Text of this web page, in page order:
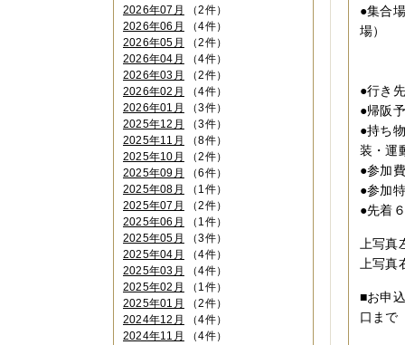
●集合
場）
●行き
●帰阪
●持ち
装・運
●参加
●参加
●先着
上写真
上写真
■お申
口まで
2026年07月
（2件）
2026年06月
（4件）
2026年05月
（2件）
2026年04月
（4件）
2026年03月
（2件）
2026年02月
（4件）
2026年01月
（3件）
2025年12月
（3件）
2025年11月
（8件）
2025年10月
（2件）
2025年09月
（6件）
2025年08月
（1件）
2025年07月
（2件）
2025年06月
（1件）
2025年05月
（3件）
2025年04月
（4件）
2025年03月
（4件）
2025年02月
（1件）
2025年01月
（2件）
2024年12月
（4件）
2024年11月
（4件）